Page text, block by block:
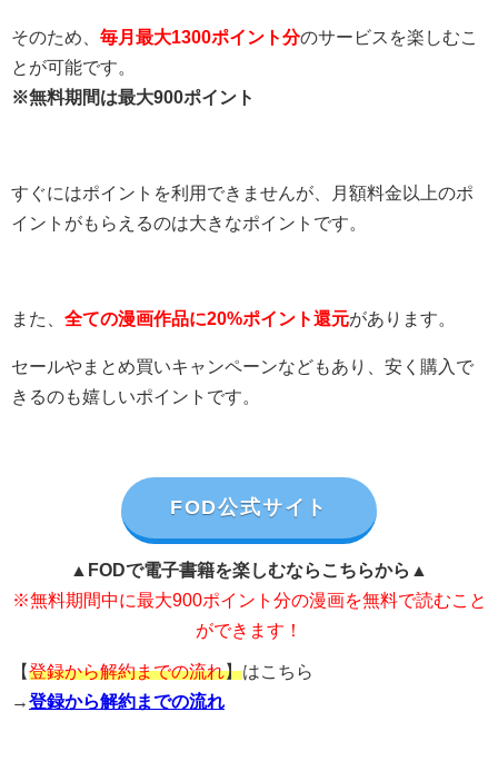
そのため、 毎月最大1300ポイント分のサービスを楽しむこ
とが可能です。
※無料期間は最大900ポイント
すぐにはポイントを利用できませんが、月額料金以上のポ
イントがもらえるのは大きなポイントです。
また、 全ての漫画作品に20%ポイント還元があります。
セールやまとめ買いキャンペーンなどもあり、安く購入で
きるのも嬉しいポイントです。
FOD公式サイト
▲FODで電子書籍を楽しむならこちらから▲
※無料期間中に最大900ポイント分の漫画を無料で読むこと
ができます！
【登録から解約までの流れ】はこちら
→登録から解約までの流れ